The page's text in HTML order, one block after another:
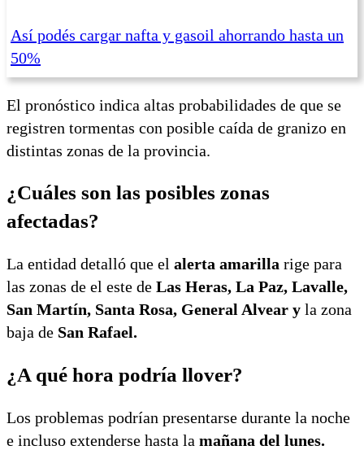
Así podés cargar nafta y gasoil ahorrando hasta un
50%
El pronóstico indica altas probabilidades de que se
registren tormentas con posible caída de granizo en
distintas zonas de la provincia.
¿Cuáles son las posibles zonas
afectadas?
La entidad detalló que el alerta amarilla rige para
las zonas de el este de Las Heras, La Paz, Lavalle,
San Martín, Santa Rosa, General Alvear y la zona
baja de San Rafael.
¿A qué hora podría llover?
Los problemas podrían presentarse durante la noche
e incluso extenderse hasta la mañana del lunes.